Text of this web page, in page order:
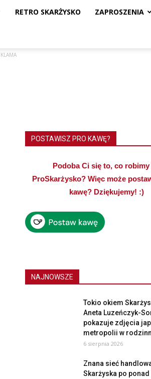
RETRO SKARŻYSKO ZAPROSZENIA
POSTAWISZ PRO KAWĘ?
Podoba Ci się to, co robimy
ProSkarżysko? Więc może
kawę? Dziękujemy! :)
NAJNOWSZE
Tokio okiem
Aneta Luzeńczyk-
pokazuje zdjęcia
metropolii w
6 sierpnia 2026
Znana sieć
Skarżyska po ponad